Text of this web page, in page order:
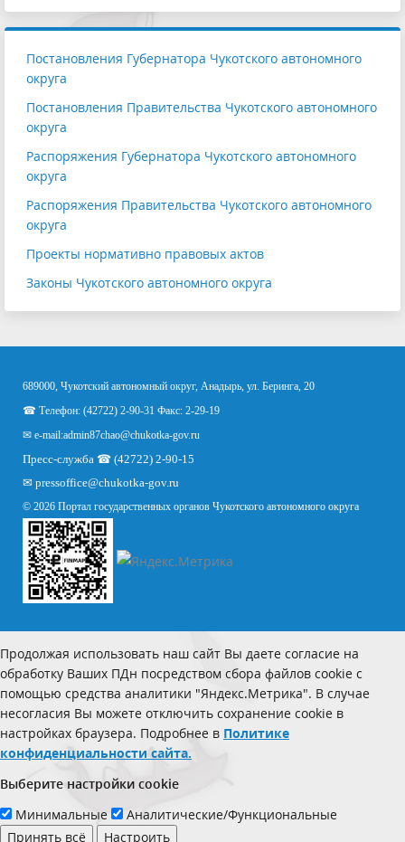
Постановления Губернатора Чукотского автономного
округа
Постановления Правительства Чукотского автономного
округа
Распоряжения Губернатора Чукотского автономного
округа
Распоряжения Правительства Чукотского автономного
округа
Проекты нормативно правовых актов
Законы Чукотского автономного округа
689000, Чукотский автономный округ, Анадырь, ул. Беринга, 20
☎ Телефон: (42722) 2-90-31 Факс: 2-29-19
✉ e-mail:admin87chao@chukotka-gov.ru
Пресс-служба ☎ (42722) 2-90-15
✉ pressoffice@chukotka-gov.ru
© 2026 Портал государственных органов Чукотского автономного округа
Продолжая использовать наш сайт Вы даете согласие на
обработку Ваших ПДн посредством сбора файлов cookie с
помощью средства аналитики "Яндекс.Метрика". В случае
несогласия Вы можете отключить сохранение cookie в
настройках браузера. Подробнее в Политике
конфиденциальности сайта.
Выберите настройки cookie
Минимальные
Аналитические/Функциональные
Принять всё
Настроить